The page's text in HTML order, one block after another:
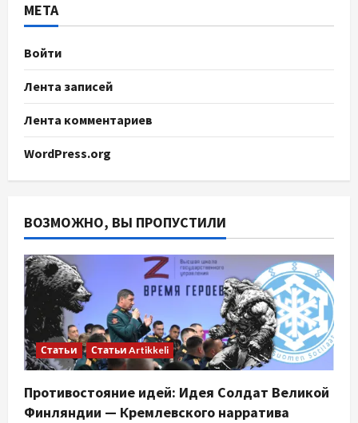
МЕТА
Войти
Лента записей
Лента комментариев
WordPress.org
ВОЗМОЖНО, ВЫ ПРОПУСТИЛИ
Статьи Статьи Artikkeli
Противостояние идей: Идея Солдат Великой
Финляндии — Кремлевского нарратива